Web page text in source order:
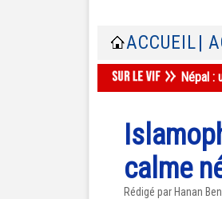
ACCUEIL |
Népal :
calme
Rédigé par Hanan